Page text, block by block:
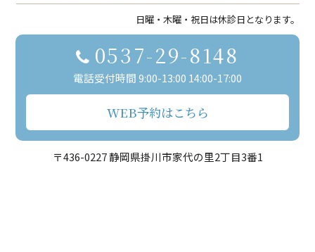
日曜・木曜・祝日は休診日となります。
0537-29-8148
電話受付時間 9:00-13:00 14:00-17:00
WEB予約はこちら
〒436-0227 静岡県掛川市家代の里2丁目3番1